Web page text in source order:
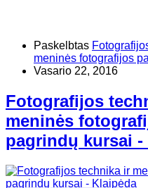
Paskelbtas
meninės fotografijos
Vasario 22, 2016
Fotografijos
meninės
pagrindų kursai -